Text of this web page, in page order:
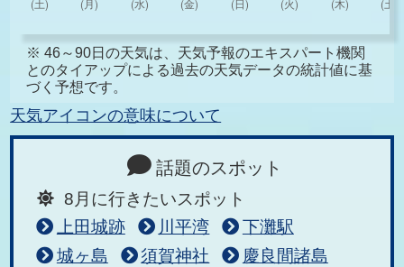
※ 46～90日の天気は、天気予報のエキスパート機関
とのタイアップによる過去の天気データの統計値に基
づく予想です。
天気アイコンの意味について
話題のスポット
8月に行きたいスポット
上田城跡
川平湾
下灘駅
城ヶ島
須賀神社
慶良間諸島